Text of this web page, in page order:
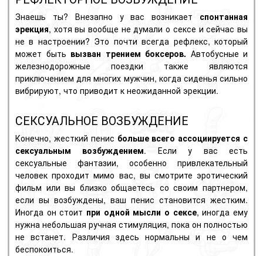
Знаешь ты? Внезапно у вас возникает спонтанная
эрекция, хотя вы вообще не думали о сексе и сейчас вы
не в настроении? Это почти всегда рефлекс, который
может быть вызван трением боксеров. Автобусные и
железнодорожные поездки также являются
приключением для многих мужчин, когда сиденья сильно
вибрируют, что приводит к неожиданной эрекции.
СЕКСУАЛЬНОЕ ВОЗБУЖДЕНИЕ
Конечно, жесткий пенис больше всего ассоциируется с
сексуальным возбуждением. Если у вас есть
сексуальные фантазии, особенно привлекательный
человек проходит мимо вас, вы смотрите эротический
фильм или вы близко общаетесь со своим партнером,
если вы возбуждены, ваш пенис становится жестким.
Иногда он стоит при одной мысли о сексе, иногда ему
нужна небольшая ручная стимуляция, пока он полностью
не встанет. Различия здесь нормальны и не о чем
беспокоиться.